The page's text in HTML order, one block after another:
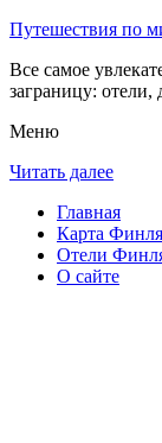
Путешествия по
Все самое
заграницу: отели,
Меню
Читать далее
Главная
Карта
Отели
О сайте